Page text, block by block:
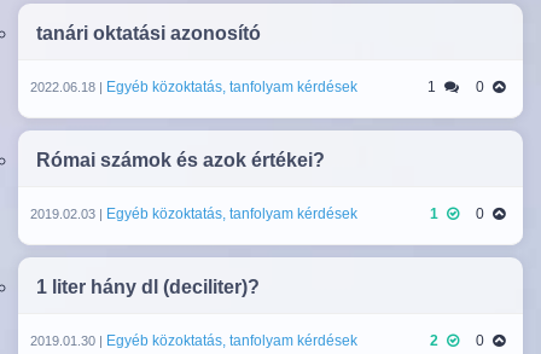
tanári oktatási azonosító
2022.06.18 | Egyéb közoktatás, tanfolyam kérdések 1 0
Római számok és azok értékei?
2019.02.03 | Egyéb közoktatás, tanfolyam kérdések 1 0
1 liter hány dl (deciliter)?
2019.01.30 | Egyéb közoktatás, tanfolyam kérdések 2 0